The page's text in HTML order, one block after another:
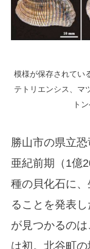
模様が保存されてい
テトリエンシス、マ
ト
勝山市の県立
亜紀前期（1億
種の貝化石に
ることを発表
が見つかるの
は初。北谷町